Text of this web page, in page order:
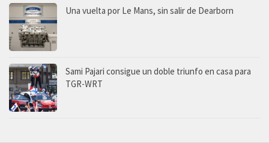
Una vuelta por Le Mans, sin salir de Dearborn
Sami Pajari consigue un doble triunfo en casa para
TGR-WRT